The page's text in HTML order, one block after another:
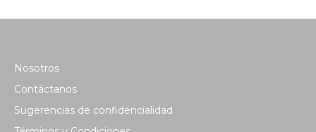
Nosotros
Contáctanos
Sugerencias de confidencialidad